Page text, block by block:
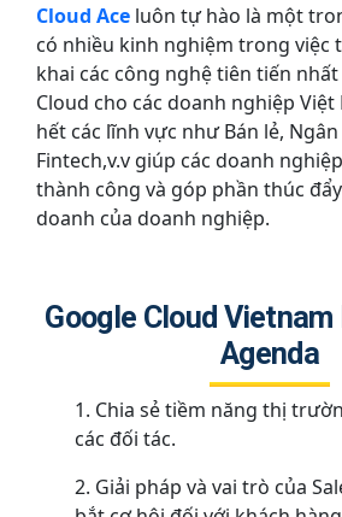
Cloud Ace luôn tự hào là một
có nhiều kinh nghiệm trong việc
khai các công nghệ tiên tiến
Cloud cho các doanh nghiệp
hết các lĩnh vực như Bán lẻ,
Fintech,v.v giúp các doanh
thành công và góp phần thúc
doanh của doanh nghiệp.
Google Cloud
Agenda
Chia sẻ tiềm năng thị
các đối tác.
Giải pháp và vai trò của